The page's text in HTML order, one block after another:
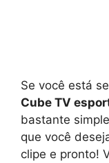
Se você está
Cube TV
bastante
que você
clipe e pronto!